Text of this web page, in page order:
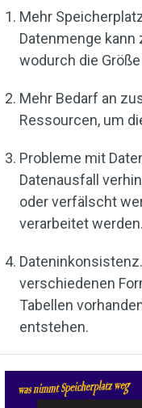
Mehr
Datenmenge
wodurch die
Mehr Bedarf an
Ressourcen, um
Probleme mit
Datenausfall
oder verfälscht
verarbeitet werden.
verschiedenen
Tabellen
entstehen.